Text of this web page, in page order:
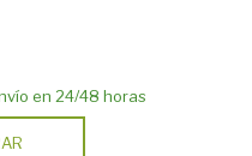
en 24/48 horas